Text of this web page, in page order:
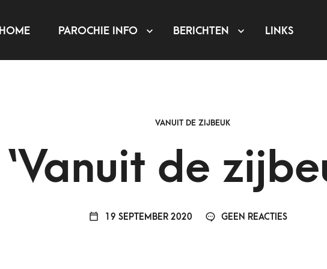
HOME PAROCHIE INFO BERICHTEN LINKS
VANUIT DE ZIJBEUK
‘Vanuit de
19 SEPTEMBER 2020 GEEN REACTIES